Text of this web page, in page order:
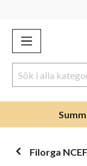
Filorga